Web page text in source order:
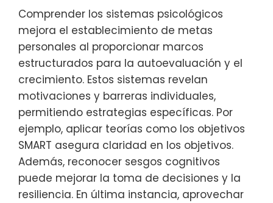
Comprender los sistemas psicológicos
mejora el establecimiento de metas
personales al proporcionar marcos
estructurados para la autoevaluación y el
crecimiento. Estos sistemas revelan
motivaciones y barreras individuales,
permitiendo estrategias específicas. Por
ejemplo, aplicar teorías como los objetivos
SMART asegura claridad en los objetivos.
Además, reconocer sesgos cognitivos
puede mejorar la toma de decisiones y la
resiliencia. En última instancia, aprovechar